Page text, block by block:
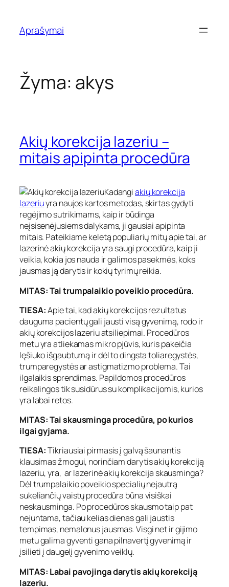
turinio
Aprašymai
Žyma: akys
Akių korekcija lazeriu –
mitais apipinta procedūra
Kadangiakių korekcija
lazeriuyra naujos kartos metodas, skirtas gydyti
regėjimo sutrikimams, kaip ir būdinga
neįsisenėjusiems dalykams, ji gausiai apipinta
mitais. Pateikiame keletą populiarių mitų apie tai, ar
lazerinė akių korekcija yra saugi procedūra, kaip ji
veikia, kokia jos nauda ir galimos pasekmės, koks
jausmas ją darytis ir kokių tyrimų reikia.
MITAS: Tai trumpalaikio poveikio procedūra.
TIESA:Apie tai, kad akių korekcijos rezultatus
dauguma pacientų gali jausti visą gyvenimą, rodo ir
akių korekcijos lazeriu atsiliepimai. Procedūros
metu yra atliekamas mikro pjūvis, kuris pakeičia
lęšiuko išgaubtumą ir dėl to dingsta toliaregystės,
trumparegystės ar astigmatizmo problema. Tai
ilgalaikis sprendimas. Papildomos procedūros
reikalingos tik susidūrus su komplikacijomis, kurios
yra labai retos.
MITAS: Tai skausminga procedūra, po kurios
ilgai gyjama.
TIESA:Tikriausiai pirmasis į galvą šaunantis
klausimas žmogui, norinčiam darytis akių korekciją
lazeriu, yra, ar lazerinė akių korekcija skausminga?
Dėl trumpalaikio poveikio specialių nejautrą
sukeliančių vaistų procedūra būna visiškai
neskausminga. Po procedūros skausmo taip pat
nejuntama, tačiau kelias dienas gali jaustis
tempimas, nemalonus jausmas. Visgi net ir gijimo
metu galima gyventi gana pilnavertį gyvenimą ir
įsilieti į daugelį gyvenimo veiklų.
MITAS: Labai pavojinga darytis akių korekciją
lazeriu.